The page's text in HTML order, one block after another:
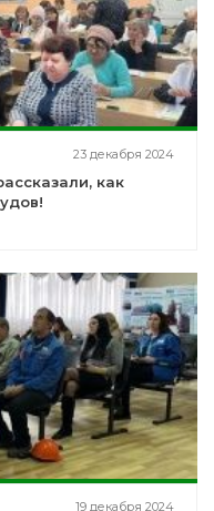
23 декабря 2024
как
19 декабря 2024